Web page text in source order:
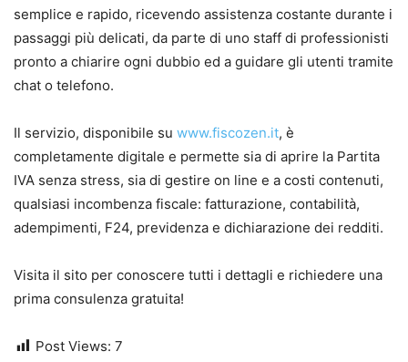
semplice e rapido, ricevendo assistenza costante durante i
passaggi più delicati, da parte di uno staff di professionisti
pronto a chiarire ogni dubbio ed a guidare gli utenti tramite
chat o telefono.
Il servizio, disponibile su www.fiscozen.it, è
completamente digitale e permette sia di aprire la Partita
IVA senza stress, sia di gestire on line e a costi contenuti,
qualsiasi incombenza fiscale: fatturazione, contabilità,
adempimenti, F24, previdenza e dichiarazione dei redditi.
Visita il sito per conoscere tutti i dettagli e richiedere una
prima consulenza gratuita!
Post Views: 7